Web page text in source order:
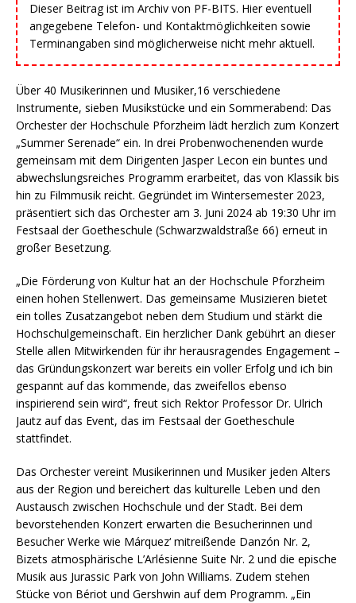
Dieser Beitrag ist im Archiv von PF-BITS. Hier eventuell
angegebene Telefon- und Kontaktmöglichkeiten sowie
Terminangaben sind möglicherweise nicht mehr aktuell.
Über 40 Musikerinnen und Musiker,16 verschiedene
Instrumente, sieben Musikstücke und ein Sommerabend: Das
Orchester der Hochschule Pforzheim lädt herzlich zum Konzert
„Summer Serenade“ ein. In drei Probenwochenenden wurde
gemeinsam mit dem Dirigenten Jasper Lecon ein buntes und
abwechslungsreiches Programm erarbeitet, das von Klassik bis
hin zu Filmmusik reicht. Gegründet im Wintersemester 2023,
präsentiert sich das Orchester am 3. Juni 2024 ab 19:30 Uhr im
Festsaal der Goetheschule (Schwarzwaldstraße 66) erneut in
großer Besetzung.
„Die Förderung von Kultur hat an der Hochschule Pforzheim
einen hohen Stellenwert. Das gemeinsame Musizieren bietet
ein tolles Zusatzangebot neben dem Studium und stärkt die
Hochschulgemeinschaft. Ein herzlicher Dank gebührt an dieser
Stelle allen Mitwirkenden für ihr herausragendes Engagement –
das Gründungskonzert war bereits ein voller Erfolg und ich bin
gespannt auf das kommende, das zweifellos ebenso
inspirierend sein wird“, freut sich Rektor Professor Dr. Ulrich
Jautz auf das Event, das im Festsaal der Goetheschule
stattfindet.
Das Orchester vereint Musikerinnen und Musiker jeden Alters
aus der Region und bereichert das kulturelle Leben und den
Austausch zwischen Hochschule und der Stadt. Bei dem
bevorstehenden Konzert erwarten die Besucherinnen und
Besucher Werke wie Márquez‘ mitreißende Danzón Nr. 2,
Bizets atmosphärische L’Arlésienne Suite Nr. 2 und die epische
Musik aus Jurassic Park von John Williams. Zudem stehen
Stücke von Bériot und Gershwin auf dem Programm. „Ein